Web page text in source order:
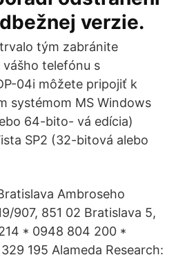
verzie.
tým zabránite
telefónu s
04i môžete pripojiť k
systémom MS Windows
64-bito- vá edícia)
SP2 (32-bitová alebo
Ambroseho
907, 851 02 Bratislava 5,
* 0948 804 200 *
195 Alameda Research: